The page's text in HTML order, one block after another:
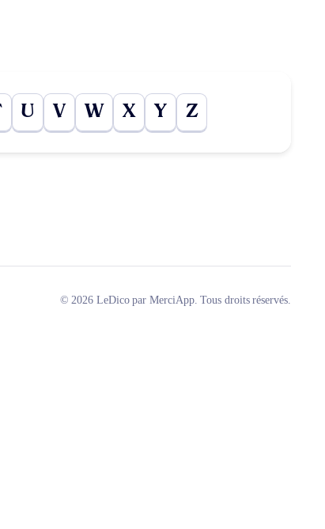
U V W X Y Z
© 2026 LeDico par MerciApp. Tous droits réservés.